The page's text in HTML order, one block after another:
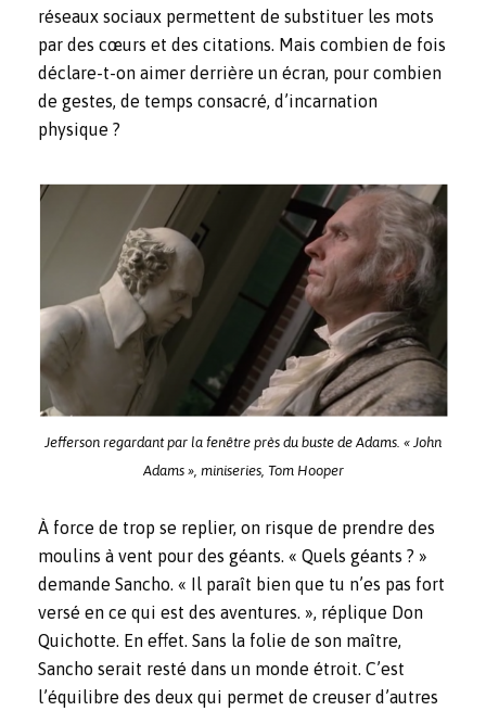
réseaux sociaux permettent de substituer les mots
par des cœurs et des citations. Mais combien de fois
déclare-t-on aimer derrière un écran, pour combien
de gestes, de temps consacré, d’incarnation
physique ?
Jefferson regardant par la fenêtre près du buste de Adams. « John
Adams », miniseries, Tom Hooper
À force de trop se replier, on risque de prendre des
moulins à vent pour des géants. « Quels géants ? »
demande Sancho. « Il paraît bien que tu n’es pas fort
versé en ce qui est des aventures. », réplique Don
Quichotte. En effet. Sans la folie de son maître,
Sancho serait resté dans un monde étroit. C’est
l’équilibre des deux qui permet de creuser d’autres